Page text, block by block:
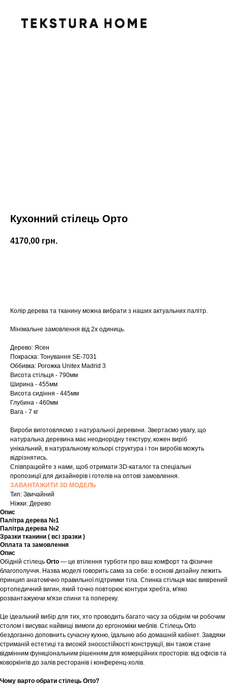
Кухонний стілець Орто
4170,00 грн.
Колір дерева та тканину можна вибрати з наших актуальних палітр.
Мінімальне замовлення від 2х одиниць.
Дерево: Ясен
Покраска: Тонування SE-7031
Оббивка: Рогожка Unitex Madrid 3
Висота стільця - 790мм
Ширина - 455мм
Висота сидіння - 445мм
Глубина - 460мм
Вага - 7 кг
Вироби виготовляємо з натуральної деревини. Звертаємо увагу, що
натуральна деревина має неоднорідну текстуру, кожен виріб
унікальний, в натуральному кольорі структура і тон виробів можуть
відрізнятись.
Співпрацюйте з нами, щоб отримати 3D-каталог та спеціальні
пропозиції для дизайнерів і готелів на оптові замовлення.
ЗАВАНТАЖИТИ 3D МОДЕЛЬ
Тип: Звичайний
Ніжки: Дерево
Опис
Палітра дерева №1
Палітра дерева №2
Зразки тканини ( всі зразки )
Оплата та замовлення
Опис
Обідній стілець Orto — це втілення турботи про ваш комфорт та фізичне
благополуччя. Назва моделі говорить сама за себе: в основі дизайну лежить
принцип анатомічно правильної підтримки тіла. Спинка стільця має вивірений
ортопедичний вигин, який точно повторює контури хребта, м'яко
розвантажуючи м'язи спини та попереку.
Це ідеальний вибір для тих, хто проводить багато часу за обіднім чи робочим
столом і висуває найвищі вимоги до ергономіки меблів. Стілець Orto
бездоганно доповнить сучасну кухню, їдальню або домашній кабінет. Завдяки
стриманій естетиці та високій зносостійкості конструкції, він також стане
відмінним функціональним рішенням для комерційних просторів: від офісів та
коворкінгів до залів ресторанів і конференц-холів.
Чому варто обрати стілець Orto?